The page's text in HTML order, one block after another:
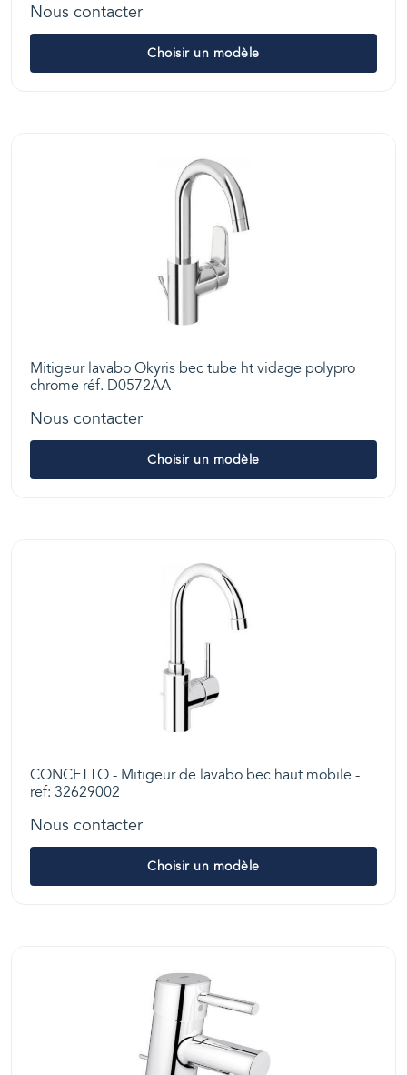
Nous contacter
Choisir un modèle
Mitigeur lavabo Okyris bec tube ht vidage polypro
chrome réf. D0572AA
Nous contacter
Choisir un modèle
CONCETTO - Mitigeur de lavabo bec haut mobile -
ref: 32629002
Nous contacter
Choisir un modèle